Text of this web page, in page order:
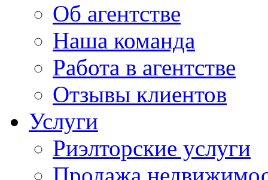
Об агентстве
Наша команда
Работа в агентстве
Отзывы клиентов
Услуги
Риэлторские услуги